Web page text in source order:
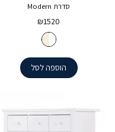
סדרת Modern
₪1520
הוספה לסל